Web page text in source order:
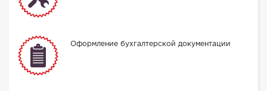
Оформление бухгалтерской документации